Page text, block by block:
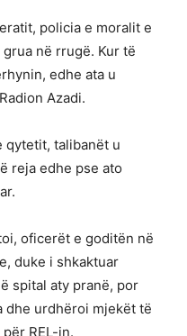
policia e moralit e
në rrugë. Kur të
edhe ata u
Azadi.
qytetit, talibanët u
reja edhe pse ato
oficerët e goditën në
duke i shkaktuar
spital aty pranë, por
dhe urdhëroi mjekët të
REL-in.